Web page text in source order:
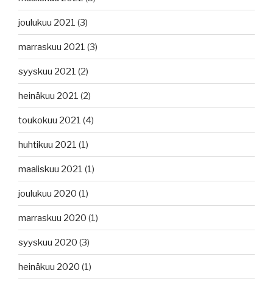
joulukuu 2021 (3)
marraskuu 2021 (3)
syyskuu 2021 (2)
heinäkuu 2021 (2)
toukokuu 2021 (4)
huhtikuu 2021 (1)
maaliskuu 2021 (1)
joulukuu 2020 (1)
marraskuu 2020 (1)
syyskuu 2020 (3)
heinäkuu 2020 (1)